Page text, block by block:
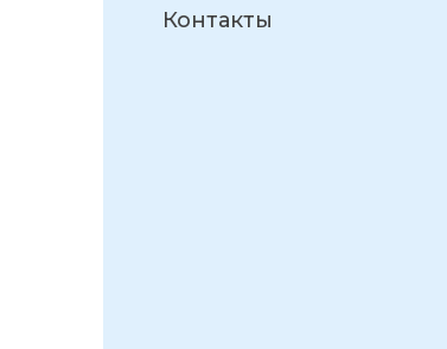
Контакты